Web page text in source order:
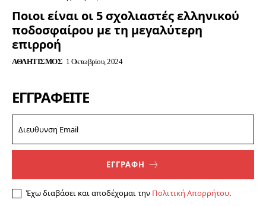
Ποιοι είναι οι 5 σχολιαστές ελληνικού
ποδοσφαίρου με τη μεγαλύτερη
επιρροή
ΑΘΛΗΤΙΣΜΌΣ 1 Οκτωβρίου, 2024
ΕΓΓΡΑΦΕΊΤΕ
ΕΓΓΡΑΦΗ
Έχω διαβάσει και αποδέχομαι την Πολιτική Απορρήτου.